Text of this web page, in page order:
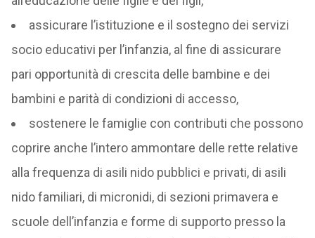
assicurare l’istituzione e il sostegno dei servizi
socio educativi per l’infanzia, al fine di assicurare
pari opportunità di crescita delle bambine e dei
bambini e parità di condizioni di accesso,
sostenere le famiglie con contributi che possono
coprire anche l’intero ammontare delle rette relative
alla frequenza di asili nido pubblici e privati, di asili
nido familiari, di micronidi, di sezioni primavera e
scuole dell’infanzia e forme di supporto presso la